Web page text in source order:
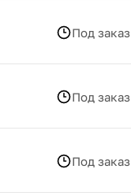
Под заказ
Под заказ
Под заказ